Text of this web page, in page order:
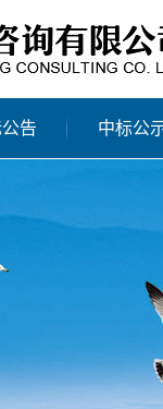
告 中标公